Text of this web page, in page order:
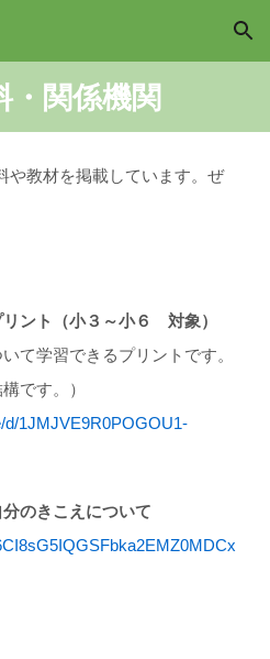
Skip to navigation
・関係機関
や教材を掲載しています。ぜ
ント（小３～小６ 対象）
て学習できるプリントです。
です。）
d/1JMJVE9R0POGOU1-
のきこえについて